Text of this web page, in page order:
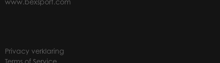
Privacy verklaring